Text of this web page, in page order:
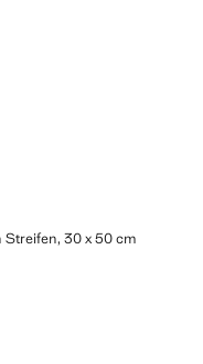
Streifen, 30 x 50 cm
]